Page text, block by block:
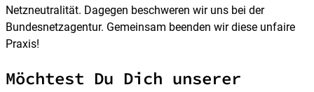
Netzneutralität. Dagegen beschweren wir uns bei der
Bundesnetzagentur. Gemeinsam beenden wir diese unfaire
Praxis!
Möchtest Du Dich unserer